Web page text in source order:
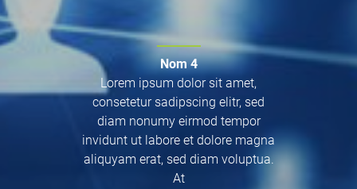
Nom 4
Lorem ipsum dolor sit amet,
consetetur sadipscing elitr, sed
diam nonumy eirmod tempor
invidunt ut labore et dolore magna
aliquyam erat, sed diam voluptua.
At